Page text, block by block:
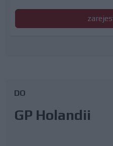
DO
GP Holandii